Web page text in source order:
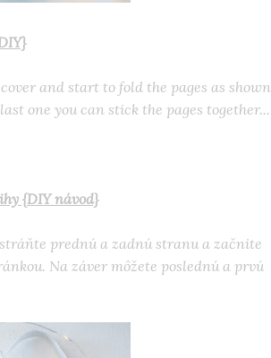
and start to fold the pages as shown
one you can stick the pages together...
{DIY návod}
prednú a zadnú stranu a začnite
Na záver môžete poslednú a prvú